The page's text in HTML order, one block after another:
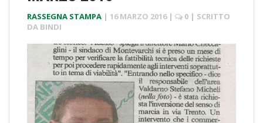
RASSEGNA STAMPA | 16 MARZO 2016 | 0 | SCRITTO
DA BINDI